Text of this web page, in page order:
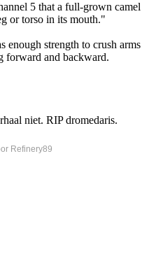
5 that a full-grown camel
or torso in its mouth."
enough strength to crush arms
forward and backward.
niet. RIP dromedaris.
Refinery89